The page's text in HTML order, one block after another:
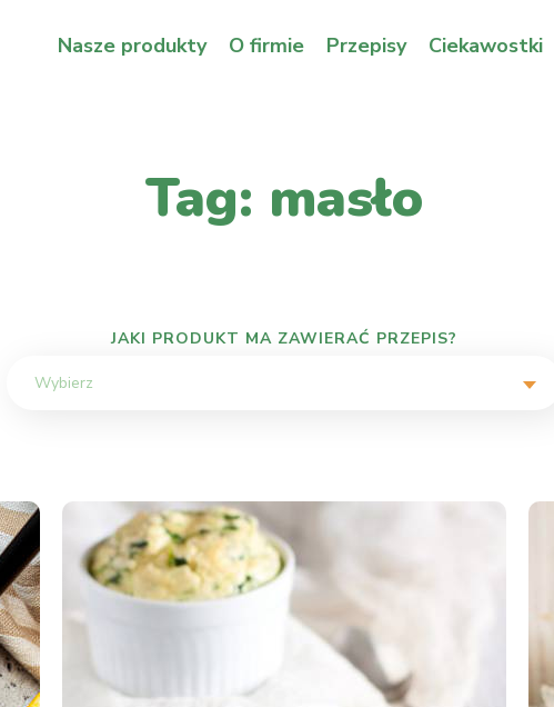
Nasze produkty O firmie Przepisy Ciekawostki
Tag: masło
JAKI PRODUKT MA ZAWIERAĆ PRZEPIS?
Wybierz